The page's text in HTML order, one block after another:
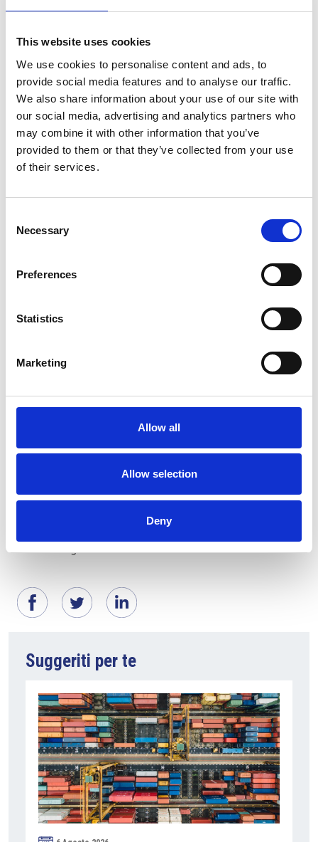
This website uses cookies
We use cookies to personalise content and ads, to
provide social media features and to analyse our traffic.
We also share information about your use of our site with
our social media, advertising and analytics partners who
may combine it with other information that you’ve
provided to them or that they’ve collected from your use
of their services.
Selection
Necessary
Preferences
Statistics
Marketing
Allow all
Allow selection
Deny
fortuna abbiamo una serie di fornitori molto affidabili e
molto attenti alla qualità, che hanno una grande
conoscenza dei prodotti italiani. Gli ingredienti sono
scelti in base ai piatti che inseriamo nei nostri menù
stagionali. Nella stagione invernale abbiamo portato
sulle tavole tipicità come la carne di Fassona, che è
stata dichiarata presidio Slow Food, o il tonno
mediterraneo. Usiamo solo prodotti di stagione, che
compriamo anche al mercato di frutta e verdura di
nostra cucina non ci siano conserve.
Oltre alla cucina cercate di attirare clienti con eventi
specifici organizzati nel ristorante?
Hostaria è un luogo che viene incontro ai clienti. Perciò
mercoledì organizziamo serate con musica, giovedì
facciamo i calamari fritti che sono diventati molto
popolari, mentre nel week-end offriamo menù per
pranzo della domenica. Durante i giorni feriali poi
abbiamo anche un menù per business lunch, che
permette di consumare due piatti a un prezzo molto
ragionevole. I clienti possono così usufruire del
Suggeriti per te